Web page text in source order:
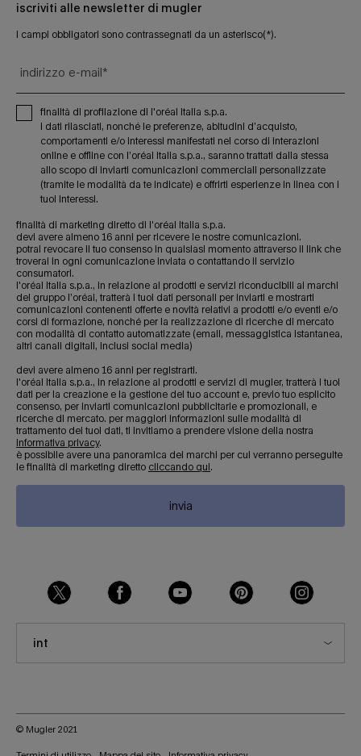
iscriviti alle newsletter di mugler
i campi obbligatori sono contrassegnati da un asterisco(*).
indirizzo e-mail*
finalità di profilazione di l'oréal italia s.p.a.
i dati rilasciati, nonché le preferenze, abitudini d’acquisto,
comportamenti e/o interessi manifestati nel corso di interazioni
online e offline con l’oréal italia s.p.a., saranno trattati dalla stessa
allo scopo di inviarti comunicazioni commerciali personalizzate
(tramite le modalità da te indicate) e offrirti esperienze in linea con i
tuoi interessi.
finalità di marketing diretto di l'oréal italia s.p.a.
devi avere almeno 16 anni per ricevere le nostre comunicazioni.
potrai revocare il tuo consenso in qualsiasi momento attraverso il link che
troverai in ogni comunicazione inviata o contattando il servizio
consumatori.
l'oréal italia s.p.a., in relazione ai prodotti e servizi riconducibili ai marchi
del gruppo l’oréal, tratterà i tuoi dati personali per inviarti e mostrarti
comunicazioni contenenti offerte e novità relativi a prodotti e/o eventi e/o
corsi di formazione, nonché per la realizzazione di ricerche di mercato
con modalità di contatto automatizzate (email, messaggistica istantanea,
altri canali digitali, inclusi social media)
devi avere almeno 16 anni per registrarti.
l'oréal italia s.p.a., in relazione ai prodotti e servizi di mugler, tratterà i tuoi
dati per la creazione e la gestione del tuo account e, previo tuo esplicito
consenso, per inviarti comunicazioni pubblicitarie e promozionali, e
ricerche di mercato. per maggiori informazioni sulle modalità di
trattamento dei tuoi dati, ti invitiamo a prendere visione della nostra
informativa privacy.
è possibile avere una panoramica dei marchi per cui verranno perseguite
le finalità di marketing diretto cliccando qui.
invia
int
© Mugler 2021